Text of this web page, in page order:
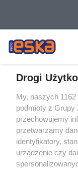
Żaden utwór
rozpowszechniany lub
tym także
eksploatacji w
bez pisemnej zgody
wykorzystanie utworów
bez właściwej zgody,
prawnie.
Drogi
My, naszych
podmioty z Grupy
przechowujemy
przetwarzamy
identyfikatory,
urządzenie czy